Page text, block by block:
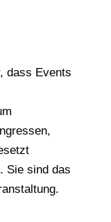
dass Events
Sie sind das